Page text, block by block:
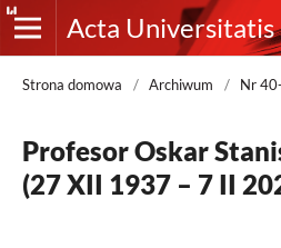
Strona domowa / Archiwum / Nr
Profesor Oskar
(27 XII 1937 – 7 II